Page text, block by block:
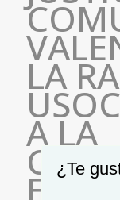
LA
A LA
¿Te